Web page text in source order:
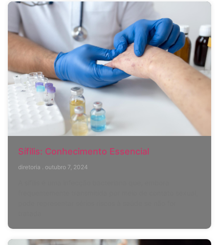
Sífilis: Conhecimento Essencial
diretoria outubro 7, 2024